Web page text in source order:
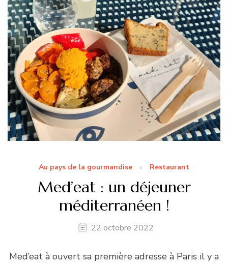
Au pays de la gourmandise Restaurant
Med’eat : un déjeuner
méditerranéen !
22 octobre 2022
Med’eat à ouvert sa première adresse à Paris il y a